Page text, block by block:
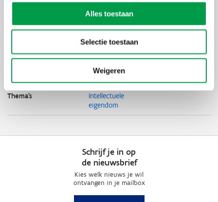
Alles toestaan
Selectie toestaan
Weigeren
Deelname is gratis, inschrijven is verplicht.
1 juni 2026
FOD Economie i.s.m. VLAIO, Innoviris,
Hub, SPW en WE
Thema's
Intellectuele
eigendom
Schrijf je in op
de nieuwsbrief
Kies welk nieuws je wil
ontvangen in je mailbox